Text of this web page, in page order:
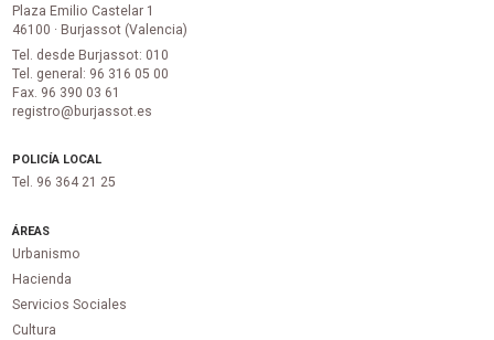
Plaza Emilio Castelar 1
46100 · Burjassot (Valencia)
Tel. desde Burjassot: 010
Tel. general: 96 316 05 00
Fax. 96 390 03 61
registro@burjassot.es
POLICÍA LOCAL
Tel. 96 364 21 25
ÁREAS
Urbanismo
Hacienda
Servicios Sociales
Cultura